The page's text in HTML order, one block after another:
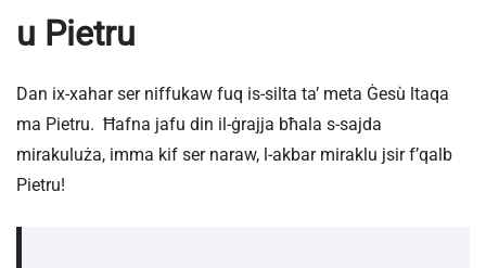
u Pietru
Dan ix-xahar ser niffukaw fuq is-silta ta’ meta Ġesù ltaqa
ma Pietru. Ħafna jafu din il-ġrajja bħala s-sajda
mirakuluża, imma kif ser naraw, l-akbar miraklu jsir f’qalb
Pietru!